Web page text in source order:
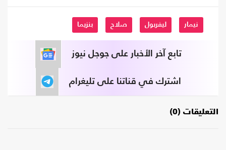
نيمار ليفربول صلاح بنزيما
تابع آخر الأخبار على جوجل نيوز
اشترك في قناتنا على تليغرام
التعليقات (0)